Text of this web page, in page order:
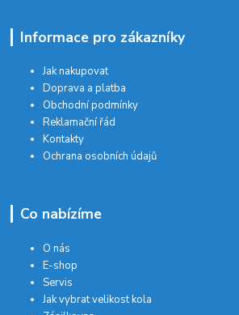
Informace pro zákazníky
Jak nakupovat
Doprava a platba
Obchodní podmínky
Reklamační řád
Kontakty
Ochrana osobních údajů
Co nabízíme
O nás
E-shop
Servis
Jak vybrat velikost kola